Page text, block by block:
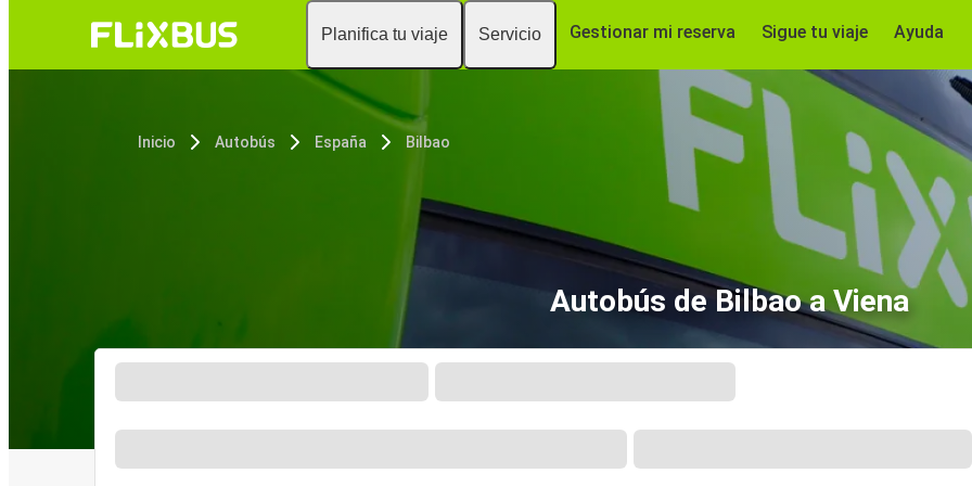
Planifica tu viaje Servicio Gestionar mi reserva Sigue tu viaje Ayuda
Inicio Autobús España Bilbao
Autobús de Bilbao a Viena